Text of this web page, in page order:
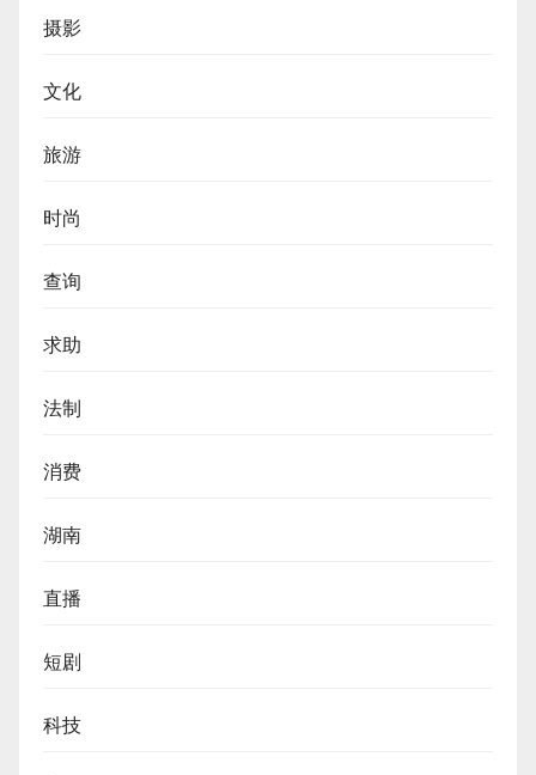
摄影
文化
旅游
时尚
查询
求助
法制
消费
湖南
直播
短剧
科技